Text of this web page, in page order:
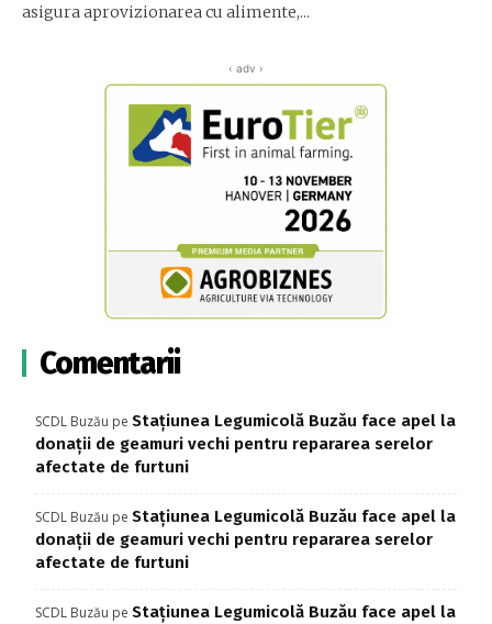
asigura aprovizionarea cu alimente,...
‹ adv ›
Comentarii
SCDL Buzău pe Stațiunea Legumicolă Buzău face apel la
donații de geamuri vechi pentru repararea serelor
afectate de furtuni
SCDL Buzău pe Stațiunea Legumicolă Buzău face apel la
donații de geamuri vechi pentru repararea serelor
afectate de furtuni
SCDL Buzău pe Stațiunea Legumicolă Buzău face apel la